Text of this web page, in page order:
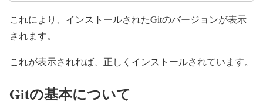
これにより、インストールされたGitのバージョンが表示
されます。
これが表示されれば、正しくインストールされています。
Gitの基本について